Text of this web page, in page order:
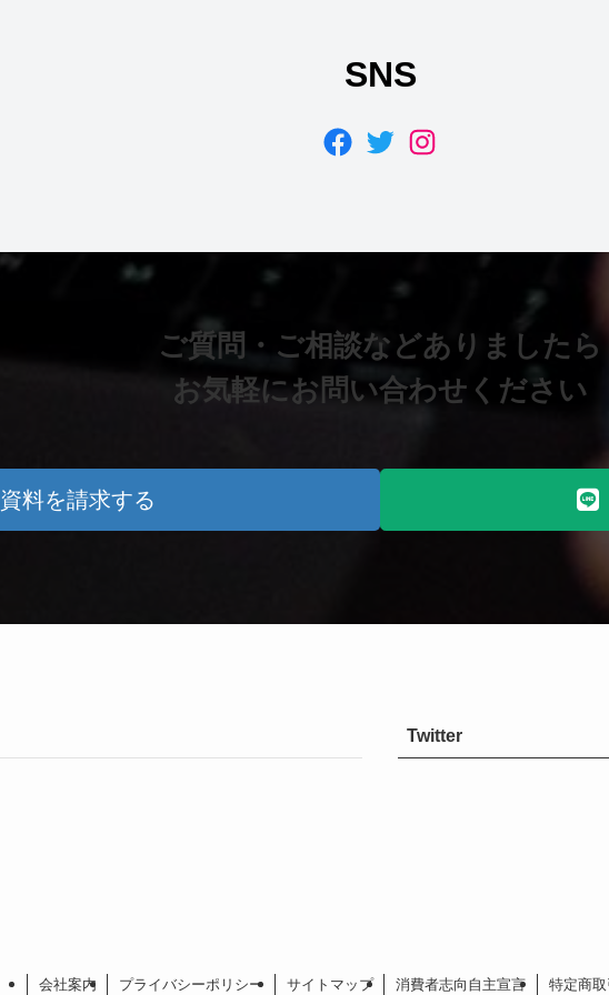
SNS
Facebook
TwitterInstagram
ご質問・ご相談などありましたら
お気軽にお問い合わせください
資料を請求する
Twitter
会社案内 プライバシーポリシー サイトマップ 消費者志向自主宣言 特定商